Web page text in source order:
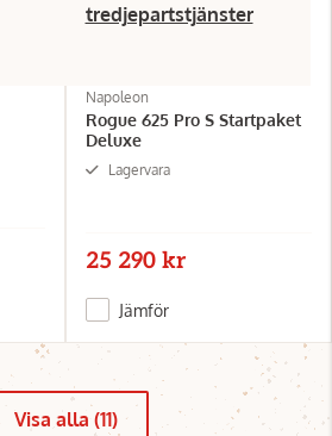
tredjepartstjänster
Napoleon
Rogue 625 Pro S Startpaket
Deluxe
Lagervara
25 290 kr
Jämför
Visa alla (11)